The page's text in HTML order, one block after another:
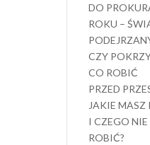
DO
ROKU –
CZY
CO ROBIĆ
PRZED
JAKIE MASZ
I CZEGO
ROBIĆ?